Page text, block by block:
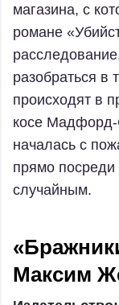
магазина, с
романе
разобраться в
происходят в
косе Мадфорд-
началась с
прямо
случайным.
Максим